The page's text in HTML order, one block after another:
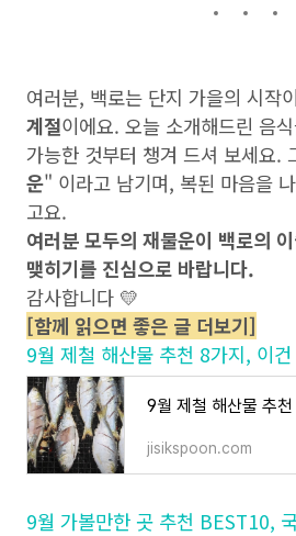
여러분, 백로는 단지 가을의 시작
계절이에요. 오늘 소개해드린 음
가능한 것부터 챙겨 드셔 보세요.
운" 이라고 남기며, 복된 마음을
고요.
여러분 모두의 재물운이 백로의
맺히기를 진심으로 바랍니다.
감사합니다 💛
[함께 읽으면 좋은 글 더보기]
9월 제철 해산물 추천 8가지, 이
jisikspoon.com
9월 가볼만한 곳 추천 BEST10,